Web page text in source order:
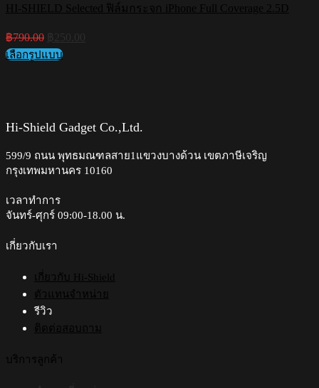
HI-SHIELD Selected ฟิล์มกระจก iPhone Full Coverage 2.5D
฿790.00
price
was:
เลือกรูปแบบ
The
may
be
on
the
product
Hi-Shield Gadget Co.,Ltd.
599/9 ถนน พุทธมณฑลสาย1แขวงบางด้วน เขตภาษีเจริญ
กรุงเทพมหานคร 10160
เวลาทำการ
จันทร์-ศุกร์ 09:00-18.00 น.​
เกี่ยวกับเรา
เกี่ยวกับ Hi-Shield
ตัวแทนจำหน่าย
รีวิว
ติดต่อสอบถาม
บริการลูกค้า